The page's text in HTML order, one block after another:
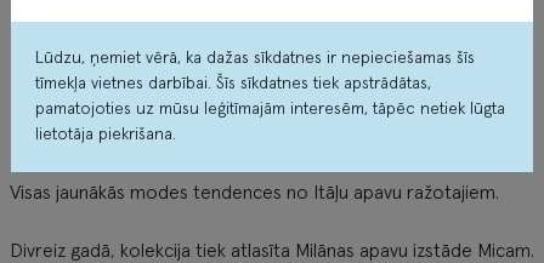
Par veikalu
Visas jaunākās modes tendences no Itāļu apavu ražotajiem.
Divreiz gadā, kolekcija tiek atlasīta Milānas apavu izstāde Micam.
Lūdzu, ņemiet vērā, ka dažas sīkdatnes ir nepieciešamas šīs
tīmekļa vietnes darbībai. Šīs sīkdatnes tiek apstrādātas,
pamatojoties uz mūsu leģitīmajām interesēm, tāpēc netiek lūgta
lietotāja piekrišana.